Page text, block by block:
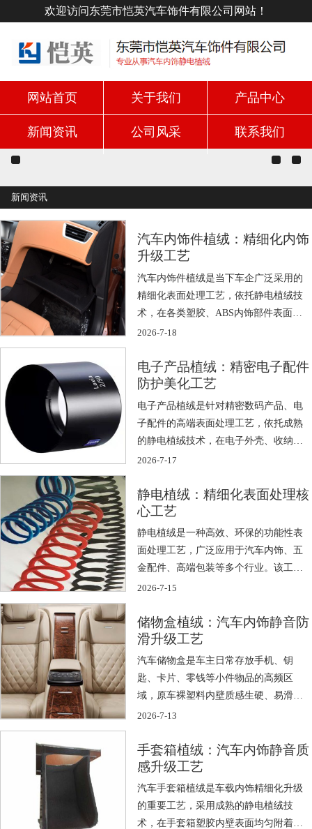
欢迎访问东莞市恺英汽车饰件有限公司网站！
网站首页 关于我们 产品中心
新闻资讯 公司风采 联系我们
新闻资讯
汽车内饰件植绒：精细化内饰
升级工艺
汽车内饰件植绒是当下车企广泛采用的
精细化表面处理工艺，依托静电植绒技
术，在各类塑胶、ABS内饰部件表面附
着一层 […]
2026-7-18
电子产品植绒：精密电子配件
防护美化工艺
电子产品植绒是针对精密数码产品、电
子配件的高端表面处理工艺，依托成熟
的静电植绒技术，在电子外壳、收纳内
托、塑胶 […]
2026-7-17
静电植绒：精细化表面处理核
心工艺
静电植绒是一种高效、环保的功能性表
面处理工艺，广泛应用于汽车内饰、五
金配件、高端包装等多个行业。该工艺
利用高压 […]
2026-7-15
储物盒植绒：汽车内饰静音防
滑升级工艺
汽车储物盒是车主日常存放手机、钥
匙、卡片、零钱等小件物品的高频区
域，原车裸塑料内壁质感生硬、易滑易
响。储物盒植 […]
2026-7-13
手套箱植绒：汽车内饰静音质
感升级工艺
汽车手套箱植绒是车载内饰精细化升级
的重要工艺，采用成熟的静电植绒技
术，在手套箱塑胶内壁表面均匀附着一